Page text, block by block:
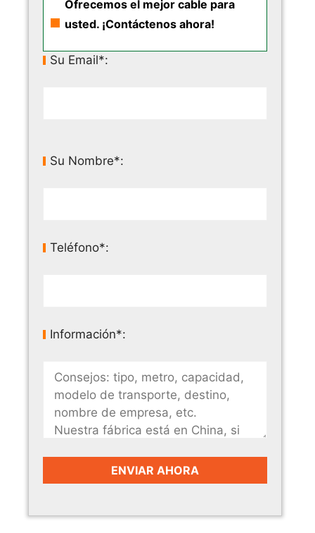
Ofrecemos el mejor cable para
usted. ¡Contáctenos ahora!
Su Email*:
Su Nombre*:
Teléfono*:
Información*: